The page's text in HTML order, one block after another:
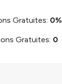
Gratuites: 0%
Gratuites: 0